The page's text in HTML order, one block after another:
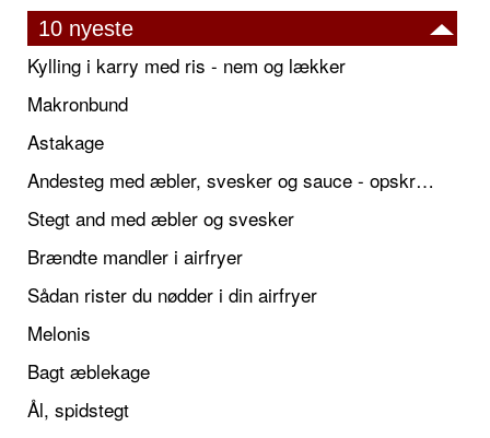
10 nyeste
Kylling i karry med ris - nem og lækker
Makronbund
Astakage
Andesteg med æbler, svesker og sauce - opskrift også til jul
Stegt and med æbler og svesker
Brændte mandler i airfryer
Sådan rister du nødder i din airfryer
Melonis
Bagt æblekage
Ål, spidstegt